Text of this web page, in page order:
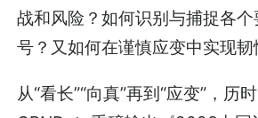
战和风险？如何识别与捕捉各
号？又如何在谨慎应变中实现韧
从“看长”“向真”再到“应变”，历